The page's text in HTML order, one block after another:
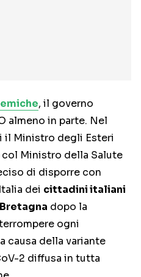
, il governo
almeno in parte. Nel
Ministro degli Esteri
col Ministro della Salute
di disporre con
dei cittadini italiani
dopo la
ogni
causa della variante
2 diffusa in tutta